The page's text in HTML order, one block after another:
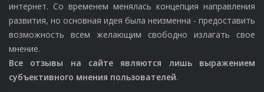
интернет. Со временем менялась концепция направления
развития, но основная идея была неизменна - предоставить
возможность всем желающим свободно излагать свое
мнение.
Все отзывы на сайте являются лишь выражением
субъективного мнения пользователей.